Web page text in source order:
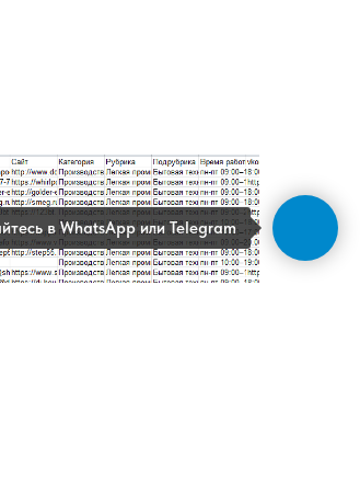
в WhatsApp или Telegram